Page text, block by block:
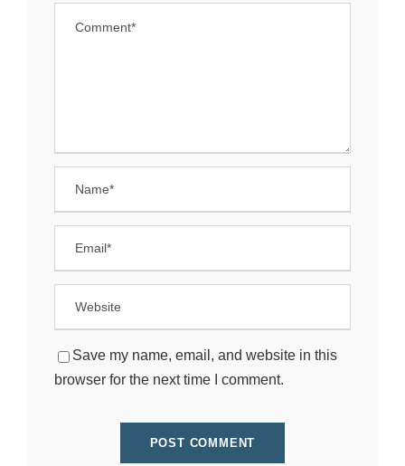
Save my name, email, and website in this
browser for the next time I comment.